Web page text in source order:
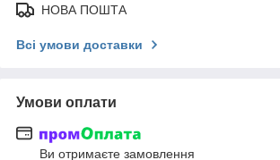
НОВА ПОШТА
Всі умови доставки
Умови оплати
Ви отримаєте замовлення